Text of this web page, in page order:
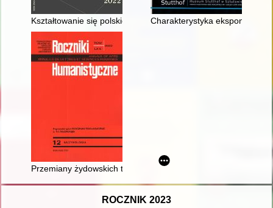
Kształtowanie się polskiej administracji państwowej w
Charakterystyka eksponatów
Przemiany żydowskich tradycji muzycznych a przemiany
ROCZNIK 2023